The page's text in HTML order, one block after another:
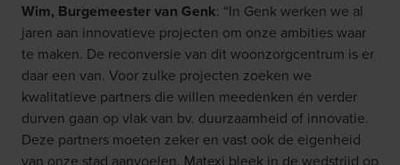
Wim, Burgemeester van Genk: “In Genk werken we al
jaren aan innovatieve projecten om onze ambities waar
te maken. De reconversie van dit woonzorgcentrum is er
daar een van. Voor zulke projecten zoeken we
kwalitatieve partners die willen meedenken én verder
durven gaan op vlak van bv. duurzaamheid of innovatie.
Deze partners moeten zeker en vast ook de eigenheid